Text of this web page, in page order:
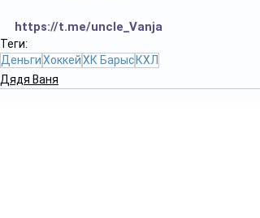
https://t.me/uncle_Vanja
Теги:
ДеньгиХоккейХК Барыс КХЛ
Дядя Ваня